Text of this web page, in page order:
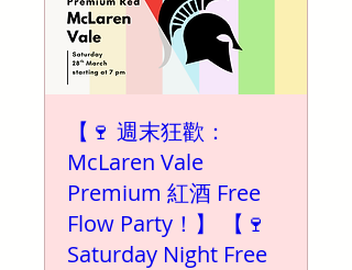
【🍷 週末狂歡：
McLaren Vale
Premium 紅酒 Free
Flow Party！】 【🍷
Saturday Night Free